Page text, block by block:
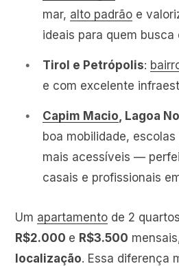
mar, alto padrão e
ideais para quem busca
Tirol e Petrópolis:
e com excelente
Capim Macio , Lagoa
boa mobilidade,
mais acessíveis —
casais e profissionais
Um apartamento de 2
R$2.000 e R$3.500
localização. Essa diferença